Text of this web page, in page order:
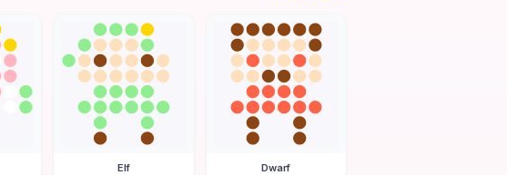
Elf Dwarf